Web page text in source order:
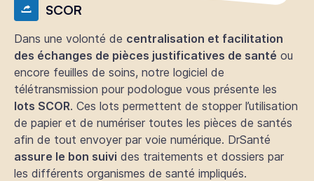
SCOR
Dans une volonté de centralisation et facilitation
des échanges de pièces justificatives de santé ou
encore feuilles de soins, notre logiciel de
télétransmission pour podologue vous présente les
lots SCOR. Ces lots permettent de stopper l’utilisation
de papier et de numériser toutes les pièces de santés
afin de tout envoyer par voie numérique. DrSanté
assure le bon suivi des traitements et dossiers par
les différents organismes de santé impliqués.